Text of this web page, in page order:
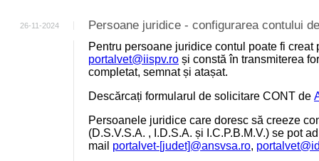
26-11-2024 Persoane juridice - configurarea contului
Pentru persoane juridice contul poate fi
portalvet@iispv.ro și constă în transmiterea
completat, semnat și atașat.
Descărcați formularul de solicitare CONT de
Persoanele juridice care doresc să creeze
(D.S.V.S.A. , I.D.S.A. și I.C.P.B.M.V.) se pot
mail portalvet-[judet]@ansvsa.ro,